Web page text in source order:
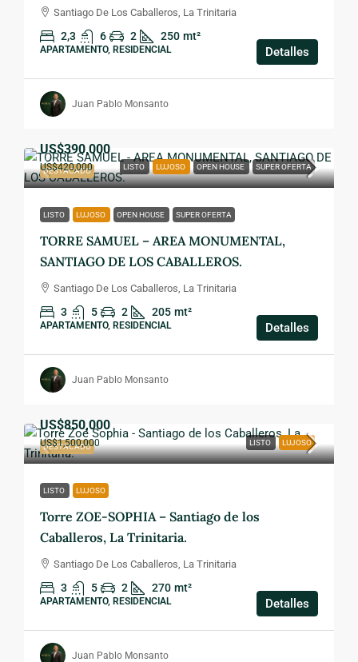
Santiago De Los Caballeros, La Trinitaria
2,3 6 2 250 mt²
APARTAMENTO, RESIDENCIAL Detalles
Juan Pablo Monsanto
DESTACADO LISTO LUJOSO OPEN HOUSE SUPER OFERTA
US$390,000
US$420,000
LISTO LUJOSO OPEN HOUSE SUPER OFERTA
TORRE SAMUEL – AREA MONUMENTAL,
SANTIAGO DE LOS CABALLEROS.
Santiago De Los Caballeros, La Trinitaria
3 5 2 205 mt²
APARTAMENTO, RESIDENCIAL Detalles
Juan Pablo Monsanto
DESTACADO LISTO LUJOSO
US$850,000
US$1,500,000
LISTO LUJOSO
Torre ZOE-SOPHIA – Santiago de los
Caballeros, La Trinitaria.
Santiago De Los Caballeros, La Trinitaria
3 5 2 270 mt²
APARTAMENTO, RESIDENCIAL Detalles
Juan Pablo Monsanto